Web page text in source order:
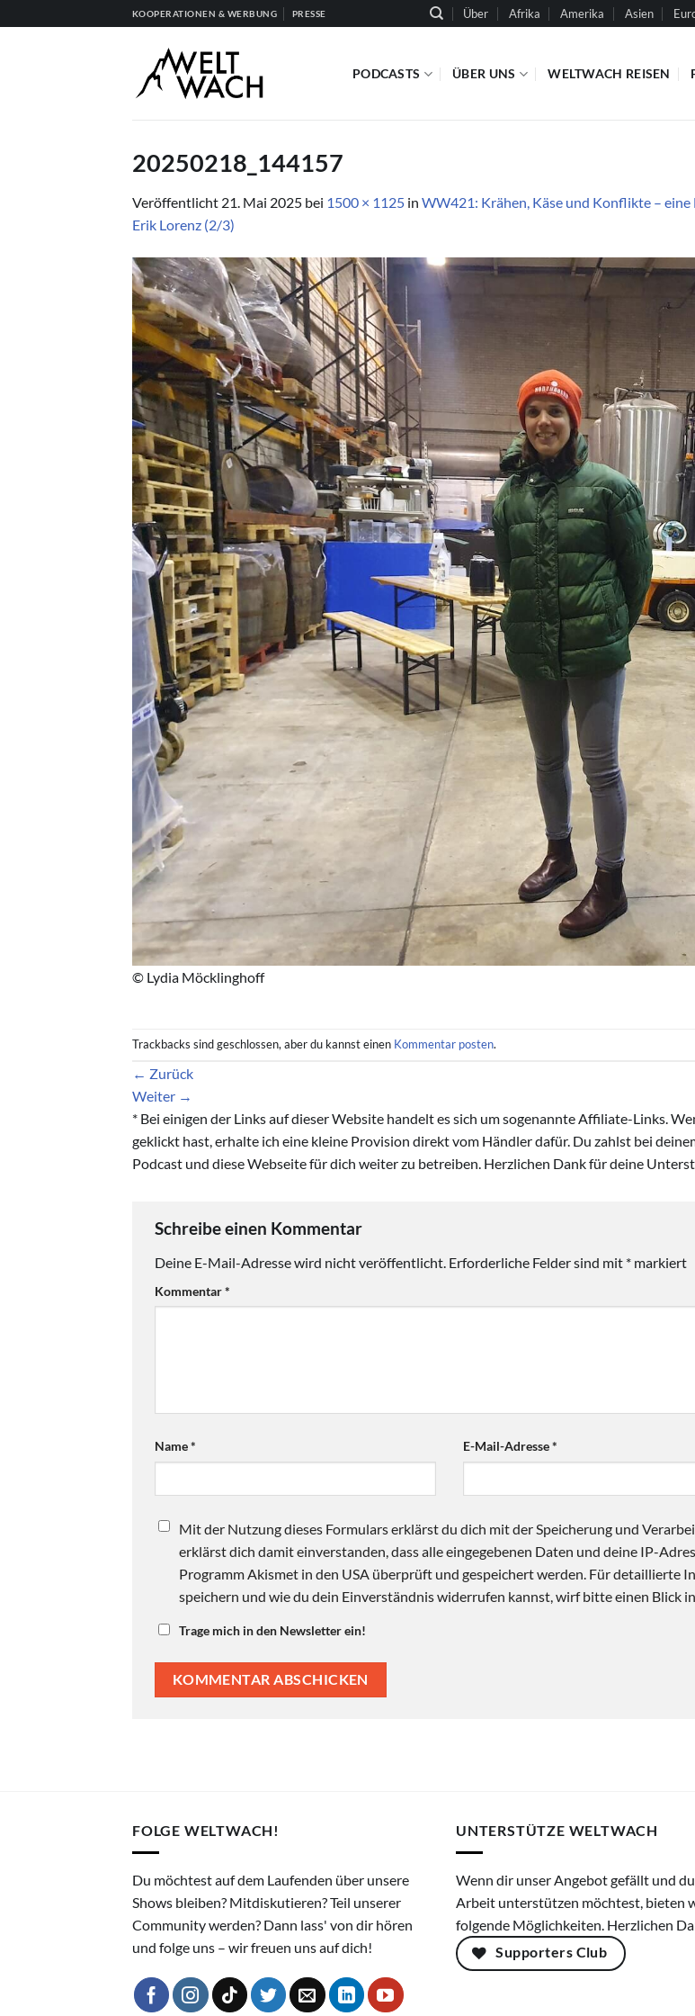
Inhalt
KOOPERATIONEN & WERBUNG PRESSE Über Afrika Amerika Asien
PODCASTS ÜBER UNS WELTWACH REISEN
20250218_144157
Veröffentlicht 21. Mai 2025 bei 1500 × 1125 in WW421: Krähen, Käse und Konflikte –
Erik Lorenz (2/3)
© Lydia Möcklinghoff
Trackbacks sind geschlossen, aber du kannst einen Kommentar posten.
← Zurück
Weiter →
* Bei einigen der Links auf dieser Website handelt es sich um sogenannte Affiliate-Links.
geklickt hast, erhalte ich eine kleine Provision direkt vom Händler dafür. Du zahlst bei
Podcast und diese Webseite für dich weiter zu betreiben. Herzlichen Dank für deine
Schreibe einen Kommentar
Deine E-Mail-Adresse wird nicht veröffentlicht. Erforderliche Felder sind mit * markiert
Kommentar*
Name* E-Mail-Adresse*
Mit der Nutzung dieses Formulars erklärst du dich mit der Speicherung und
erklärst dich damit einverstanden, dass alle eingegebenen Daten und deine IP-
Programm Akismet in den USA überprüft und gespeichert werden. Für detaillierte
speichern und wie du dein Einverständnis widerrufen kannst, wirf bitte einen Blick
Trage mich in den Newsletter ein!
FOLGE WELTWACH!
Du möchtest auf dem Laufenden über unsere
Shows bleiben? Mitdiskutieren? Teil unserer
Community werden? Dann lass' von dir hören
und folge uns – wir freuen uns auf dich!
UNTERSTÜTZE WELTWACH
Wenn dir unser Angebot gefällt und
Arbeit unterstützen möchtest, bieten
folgende Möglichkeiten. Herzlichen
Supporters Club